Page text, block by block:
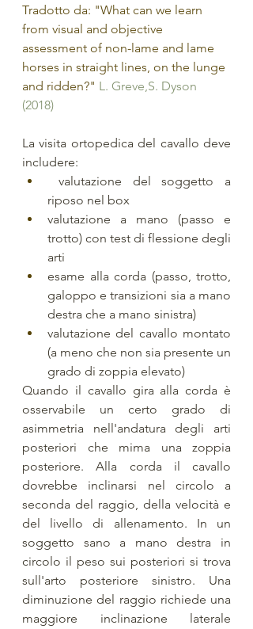
Tradotto da: "What can we learn
from visual and objective
assessment of non-lame and lame
horses in straight lines, on the lunge
and ridden?" L. Greve,S. Dyson
(2018)
La visita ortopedica del cavallo deve
includere:
riposo nel box
valutazione a mano (passo e
trotto) con test di flessione degli
arti
esame alla corda (passo, trotto,
galoppo e transizioni sia a mano
destra che a mano sinistra)
valutazione del cavallo montato
(a meno che non sia presente un
grado di zoppia elevato)
Quando il cavallo gira alla corda è
osservabile un certo grado di
asimmetria nell'andatura degli arti
posteriori che mima una zoppia
posteriore. Alla corda il cavallo
dovrebbe inclinarsi nel circolo a
seconda del raggio, della velocità e
del livello di allenamento. In un
soggetto sano a mano destra in
circolo il peso sui posteriori si trova
sull'arto posteriore sinistro. Una
diminuzione del raggio richiede una
maggiore inclinazione laterale